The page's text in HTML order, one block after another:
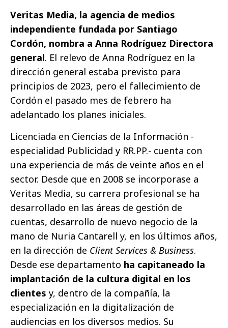
Veritas Media, la agencia de medios
independiente fundada por Santiago
Cordón, nombra a Anna Rodríguez Directora
general. El relevo de Anna Rodríguez en la
dirección general estaba previsto para
principios de 2023, pero el fallecimiento de
Cordón el pasado mes de febrero ha
adelantado los planes iniciales.
Licenciada en Ciencias de la Información -
especialidad Publicidad y RR.PP.- cuenta con
una experiencia de más de veinte años en el
sector. Desde que en 2008 se incorporase a
Veritas Media, su carrera profesional se ha
desarrollado en las áreas de gestión de
cuentas, desarrollo de nuevo negocio de la
mano de Nuria Cantarell y, en los últimos años,
en la dirección de Client Services & Business.
Desde ese departamento ha capitaneado la
implantación de la cultura digital en los
clientes y, dentro de la compañía, la
especialización en la digitalización de
audiencias en los diversos medios. Su